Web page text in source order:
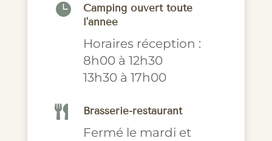

Camping ouvert toute
l'année
Horaires réception :
8h00 à 12h30
13h30 à 17h00
 Brasserie-restaurant
Fermé le mardi et